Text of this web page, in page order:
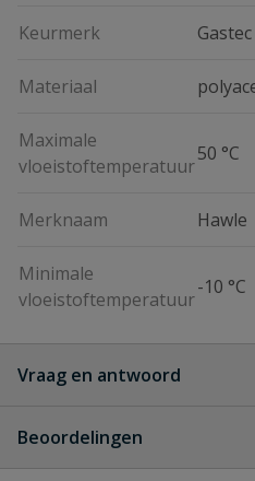
Keurmerk
Materiaal
Maximale
vloeistoftemperatuur
50 °C
Merknaam Hawle
Minimale
vloeistoftemperatuur
-10 °C
Vraag en antwoord
Beoordelingen